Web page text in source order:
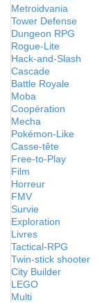
Metroidvania
Tower Defense
Dungeon RPG
Rogue-Lite
Hack-and-Slash
Cascade
Battle Royale
Moba
Coopération
Mecha
Pokémon-Like
Casse-tête
Free-to-Play
Film
Horreur
FMV
Survie
Exploration
Livres
Tactical-RPG
Twin-stick shooter
City Builder
LEGO
Multi